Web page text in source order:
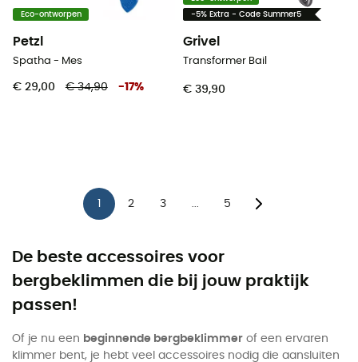
Eco-ontworpen
Petzl
Spatha - Mes
€ 29,00 € 34,90 -17%
-5% Extra - Code Summer5
Grivel
Transformer Bail
€ 39,90
2 3 5
De beste accessoires voor
bergbeklimmen die bij jouw praktijk
passen!
Of je nu een beginnende bergbeklimmer of een ervaren
klimmer bent, je hebt veel accessoires nodig die aansluiten